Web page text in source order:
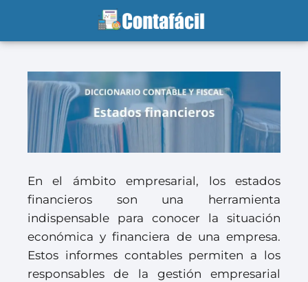
En el ámbito empresarial, los estados
financieros son una herramienta
indispensable para conocer la situación
económica y financiera de una empresa.
Estos informes contables permiten a los
responsables de la gestión empresarial